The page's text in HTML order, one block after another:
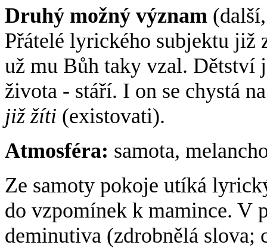
Druhý možný význam
Přátelé lyrického subjektu již
už mu Bůh taky vzal. Dětství
života - stáří. I on se chystá
již žíti (existovati).
Atmosféra: samota,
Ze samoty pokoje utíká
do vzpomínek k mamince. V
deminutiva (zdrobnělá